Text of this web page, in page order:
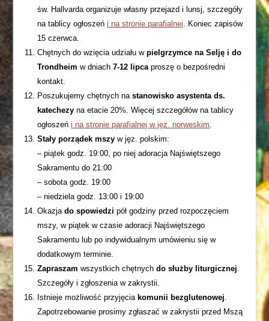
św. Hallvarda organizuje własny przejazd i lunsj, szczegóły
na tablicy ogłoszeńi na stronie parafialnej. Koniec zapisów
15 czerwca.
Chętnych do wzięcia udziału wpielgrzymce na Selję i do
Trondheim w dniach7-12 lipcaproszę o bezpośredni
kontakt.
Poszukujemy chętnych nastanowisko asystenta ds.
katechezy na etacie 20%. Więcej szczegółów na tablicy
ogłoszeńi na stronie parafialnej w jęz. norweskim.
Stały porządek mszy w jęz. polskim:
– piątek godz. 19:00, po niej adoracja Najświętszego
Sakramentu do 21:00
– sobota godz. 19:00
– niedziela godz. 13:00 i 19:00
Okazjado spowiedzi pół godziny przed rozpoczęciem
mszy, w piątek w czasie adoracji Najświętszego
Sakramentu lub po indywidualnym umówieniu się w
dodatkowym terminie.
Zapraszamwszystkich chętnychdo służby liturgicznej.
Szczegóły i zgłoszenia w zakrystii.
Istnieje możliwość przyjęcia komunii bezglutenowej.
Zapotrzebowanie prosimy zgłaszać w zakrystii przed Mszą